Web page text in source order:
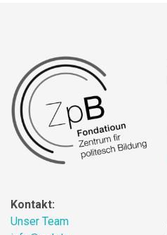
Kontakt:
Unser Team